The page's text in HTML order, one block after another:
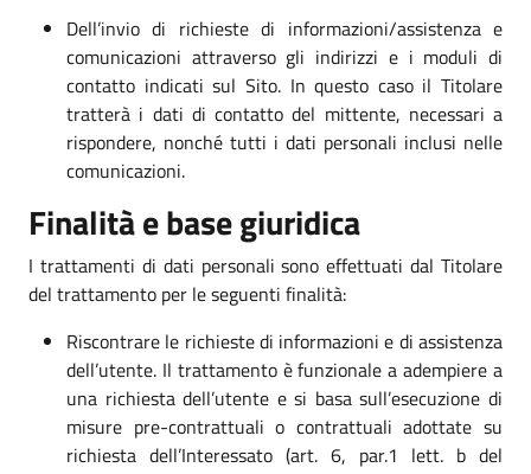
Dell’invio di richieste di informazioni/assistenza e
comunicazioni attraverso gli indirizzi e i moduli di
contatto indicati sul Sito. In questo caso il Titolare
tratterà i dati di contatto del mittente, necessari a
rispondere, nonché tutti i dati personali inclusi nelle
comunicazioni.
Finalità e base giuridica
I trattamenti di dati personali sono effettuati dal Titolare
del trattamento per le seguenti finalità:
Riscontrare le richieste di informazioni e di assistenza
dell’utente. Il trattamento è funzionale a adempiere a
una richiesta dell’utente e si basa sull’esecuzione di
misure pre-contrattuali o contrattuali adottate su
richiesta dell’Interessato (art. 6, par.1 lett. b del